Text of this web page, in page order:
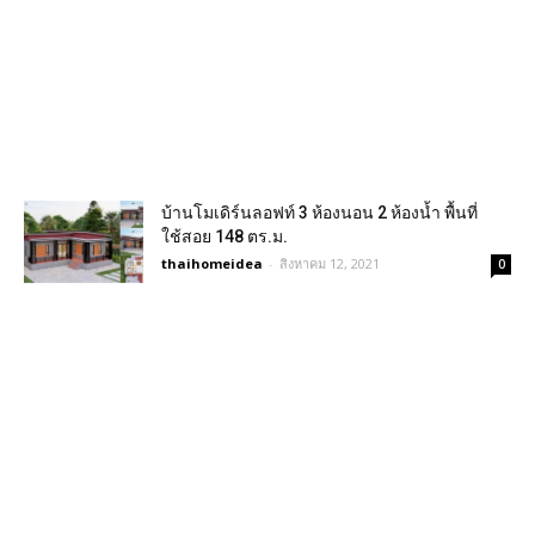
บ้านโมเดิร์นลอฟท์ 3 ห้องนอน 2 ห้องน้ำ พื้นที่
ใช้สอย 148 ตร.ม.
thaihomeidea - สิงหาคม 12, 2021 0